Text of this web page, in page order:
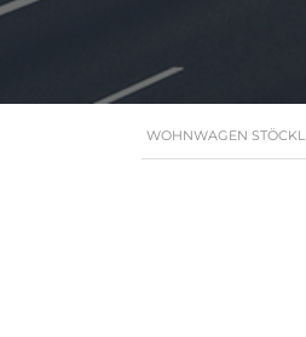
WOHNWAGEN STÖCKL